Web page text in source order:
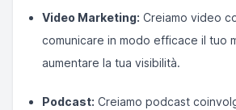
Video Marketing: Creiamo video
comunicare in modo efficace il tuo
aumentare la tua visibilità.
Podcast: Creiamo podcast